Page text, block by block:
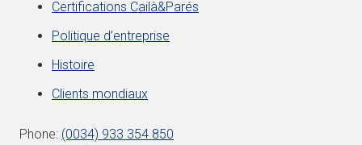
Certifications Cailà&Parés
Politique d’entreprise
Histoire
Clients mondiaux
Phone: (0034) 933 354 850